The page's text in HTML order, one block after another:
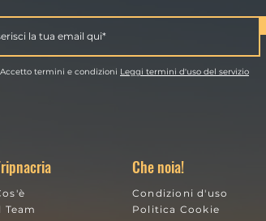
Accetto termini e condizioni Leggi termini d'uso del servizio
Che noia!
Team
Condizioni d'uso
Politica Cookie